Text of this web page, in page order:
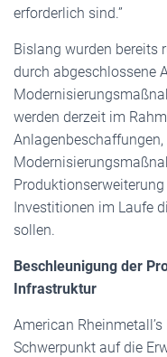
erforderlich sind.”
Bislang wurden bereits
durch abgeschlossene
werden derzeit im
Investitionen im Laufe
sollen.
Beschleunigung der
Infrastruktur
American
Schwerpunkt auf die